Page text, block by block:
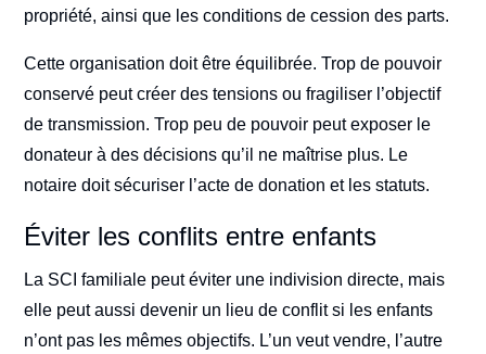
propriété, ainsi que les conditions de cession des parts.
Cette organisation doit être équilibrée. Trop de pouvoir
conservé peut créer des tensions ou fragiliser l’objectif
de transmission. Trop peu de pouvoir peut exposer le
donateur à des décisions qu’il ne maîtrise plus. Le
notaire doit sécuriser l’acte de donation et les statuts.
Éviter les conflits entre enfants
La SCI familiale peut éviter une indivision directe, mais
elle peut aussi devenir un lieu de conflit si les enfants
n’ont pas les mêmes objectifs. L’un veut vendre, l’autre